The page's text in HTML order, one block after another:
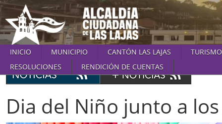
INICIO MUNICIPIO CANTÓN LAS LAJAS
TURISMO
RESOLUCIONES
RENDICIÓN DE CUENTAS
Dia del Niño junto a